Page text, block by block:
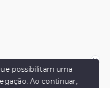
disponível nesse
no Whatsapp.
possibilitam uma
Ao continuar,